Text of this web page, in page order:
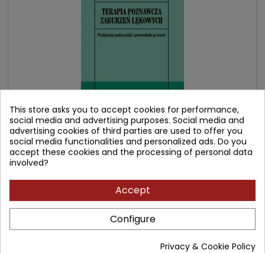
TERAPIA POZNAWCZA ZABURZEŃ LĘKOWYCH
(0)
Praktyczny podręcznik i przewodnik po teorii
Price
49.90 złRegular
63.00 zł
This store asks you to accept cookies for performance,
social media and advertising purposes. Social media and
advertising cookies of third parties are used to offer you
social media functionalities and personalized ads. Do you
accept these cookies and the processing of personal data
involved?
Accept
Configure
Privacy & Cookie Policy